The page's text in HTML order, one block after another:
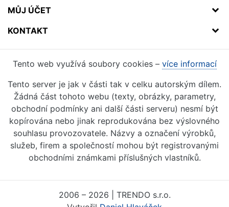
MŮJ ÚČET
KONTAKT
Tento web využívá soubory cookies – více informací
Tento server je jak v části tak v celku autorským dílem.
Žádná část tohoto webu (texty, obrázky, parametry,
obchodní podmínky ani další části serveru) nesmí být
kopírována nebo jinak reprodukována bez výslovného
souhlasu provozovatele. Názvy a označení výrobků,
služeb, firem a společností mohou být registrovanými
obchodními známkami příslušných vlastníků.
2006 – 2026 | TRENDO s.r.o.